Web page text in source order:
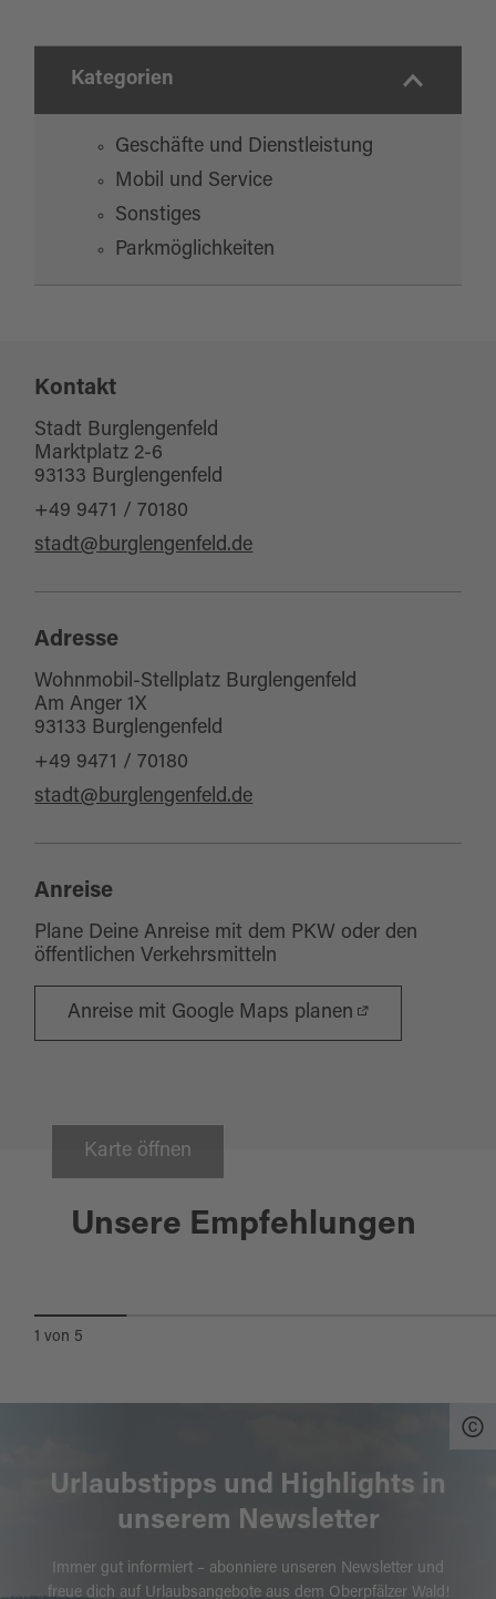
Kategorien
Geschäfte und Dienstleistung
Mobil und Service
Sonstiges
Parkmöglichkeiten
Kontakt
Stadt Burglengenfeld
Marktplatz 2-6
93133 Burglengenfeld
+49 9471 / 70180
stadt@burglengenfeld.de
Adresse
Wohnmobil-Stellplatz Burglengenfeld
Am Anger 1X
93133 Burglengenfeld
+49 9471 / 70180
stadt@burglengenfeld.de
Anreise
Plane Deine Anreise mit dem PKW oder den
öffentlichen Verkehrsmitteln
Anreise mit Google Maps planen
Karte öffnen
Unsere Empfehlungen
Burglengenfeld
1 von 5
Urlaubstipps und Highlights in
unserem Newsletter
Immer gut informiert – abonniere unseren Newsletter und
freue dich auf Urlaubsangebote aus dem Oberpfälzer Wald!